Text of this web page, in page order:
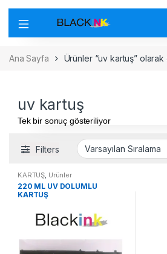
Ana Sayfa Ürünler “uv kartuş”
uv kartuş
Tek bir sonuç gösteriliyor
Filters
KARTUŞ, Ürünler
220 ML UV DOLUMLU
KARTUŞ